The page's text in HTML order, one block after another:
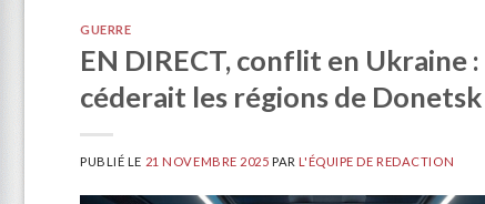
GUERRE
EN DIRECT, conflit en Ukraine
céderait les régions de
PUBLIÉ LE 21 NOVEMBRE 2025 PARL'ÉQUIPE DE REDACTION